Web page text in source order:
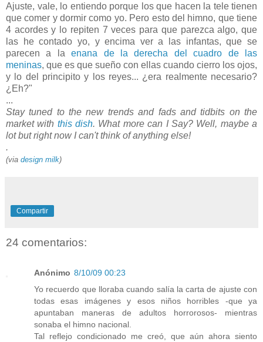
Ajuste, vale, lo entiendo porque los que hacen la tele tienen
que comer y dormir como yo. Pero esto del himno, que tiene
4 acordes y lo repiten 7 veces para que parezca algo, que
las he contado yo, y encima ver a las infantas, que se
parecen a laenana de la derecha del cuadro de las
meninas, que es que sueño con ellas cuando cierro los ojos,
y lo del principito y los reyes... ¿era realmente necesario?
¿Eh?"
...
Stay tuned to the new trends and fads and tidbits on the
market with this dish. What more can I Say? Well, maybe a
lot but right now I can't think of anything else!
.
(via design milk)
Compartir
24 comentarios:
Anónimo 8/10/09 00:23
Yo recuerdo que lloraba cuando salía la carta de ajuste con
todas esas imágenes y esos niños horribles -que ya
apuntaban maneras de adultos horrorosos- mientras
sonaba el himno nacional.
Tal reflejo condicionado me creó, que aún ahora siento